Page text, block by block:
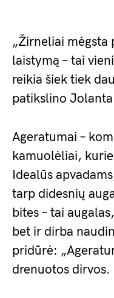
„Žirneliai mėgsta
laistymą – tai
reikia šiek tiek
patikslino
Ageratumai –
kamuolėliai,
Idealūs
tarp didesnių
bites – tai
bet ir dirba
pridūrė:
drenuotos dirvos.